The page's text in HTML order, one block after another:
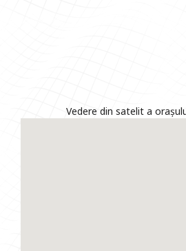
Vedere din satelit a